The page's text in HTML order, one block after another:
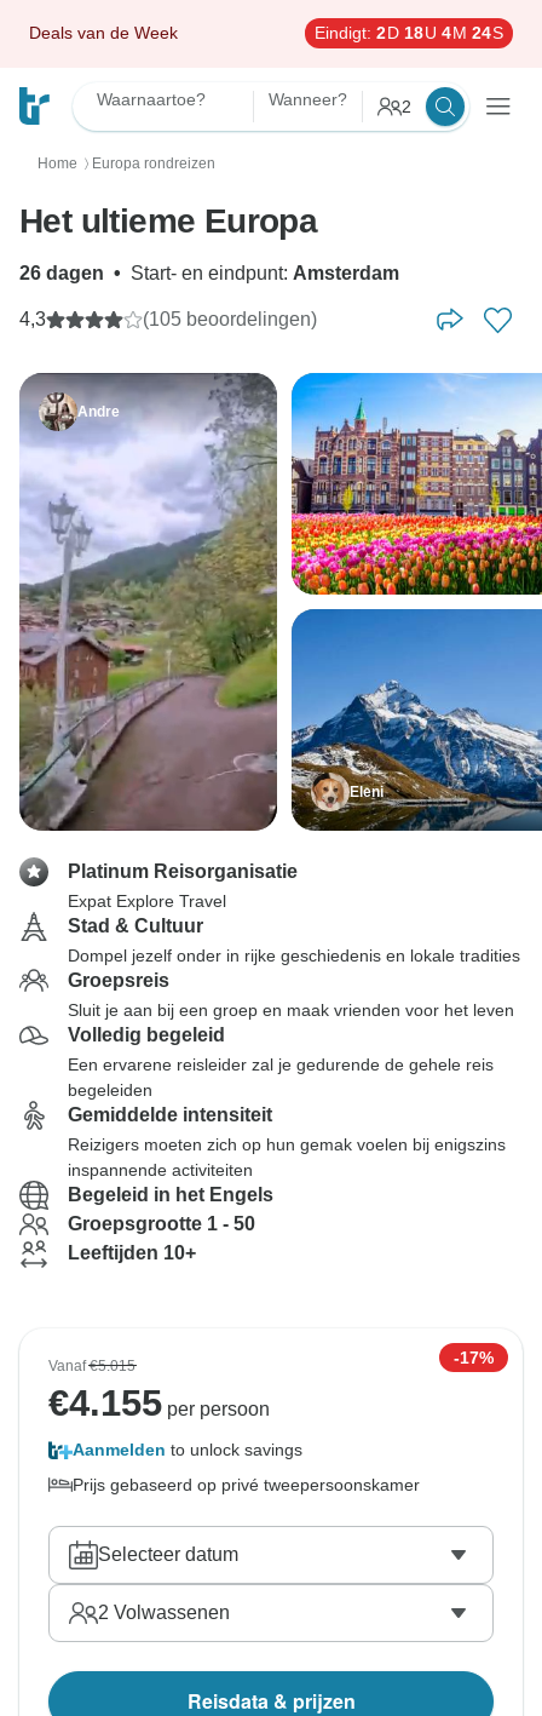
Deals van de Week Eindigt: 2D 18U 4M 23S
Waarnaartoe? Wanneer? 2
Home 〉 Europa rondreizen
Het ultieme Europa
26 dagen • Start- en eindpunt: Amsterdam
4,3 (105 beoordelingen)
Andre
Eleni
Platinum Reisorganisatie
Expat Explore Travel
Stad & Cultuur
Dompel jezelf onder in rijke geschiedenis en lokale tradities
Groepsreis
Sluit je aan bij een groep en maak vrienden voor het leven
Volledig begeleid
Een ervarene reisleider zal je gedurende de gehele reis
begeleiden
Gemiddelde intensiteit
Reizigers moeten zich op hun gemak voelen bij enigszins
inspannende activiteiten
Begeleid in het Engels
Groepsgrootte 1 - 50
Leeftijden 10+
Vanaf€5.015 -17%
€4.155 per persoon
Aanmelden to unlock savings
Prijs gebaseerd op privé tweepersoonskamer
Selecteer datum
2 Volwassenen
Reisdata & prijzen